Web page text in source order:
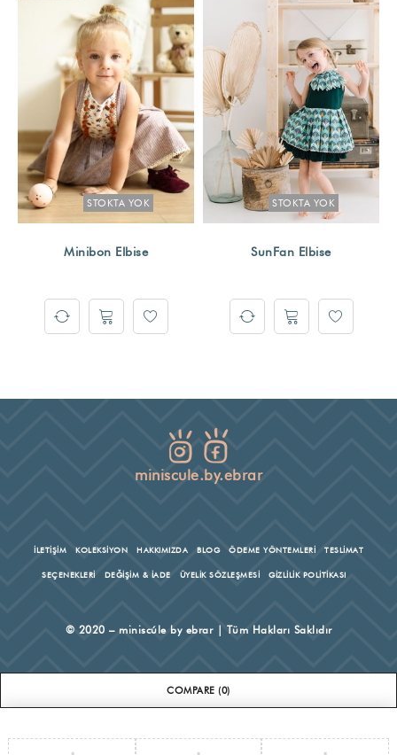
STOKTA YOK
Minibon Elbise
STOKTA YOK
SunFan Elbise
miniscule.by.ebrar
İLETİŞİM KOLEKSİYON HAKKIMIZDA BLOG ÖDEME YÖNTEMLERİ TESLİMAT
SEÇENEKLERİ DEĞİŞİM & İADE ÜYELİK SÖZLEŞMESİ GİZLİLİK POLİTİKASI
© 2020 – miniscúle by ebrar | Tüm Hakları Saklıdır
COMPARE (0)